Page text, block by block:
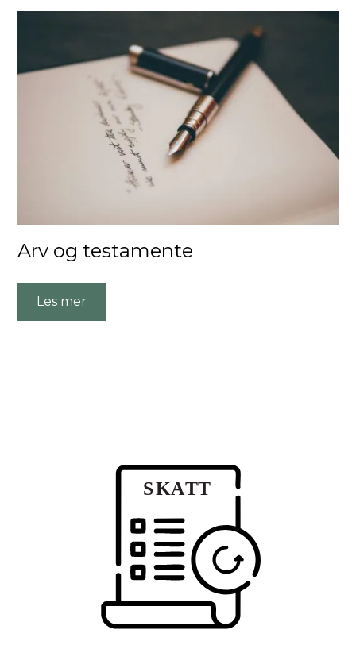
Arv og testamente
Les mer